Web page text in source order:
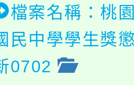
檔案名稱：桃
民中學學生獎
0702